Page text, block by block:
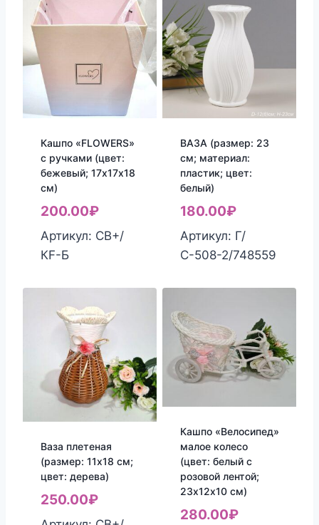
Кашпо «FLOWERS»
с ручками (цвет:
бежевый; 17х17х18
см)
200.00₽
Артикул: СВ+/
КF-Б
ВАЗА (размер: 23
см; материал:
пластик; цвет:
белый)
180.00₽
Артикул: Г/
С-508-2/748559
Ваза плетеная
(размер: 11х18 см;
цвет: дерева)
250.00₽
Кашпо «Велосипед»
малое колесо
(цвет: белый с
розовой лентой;
23х12х10 см)
280.00₽